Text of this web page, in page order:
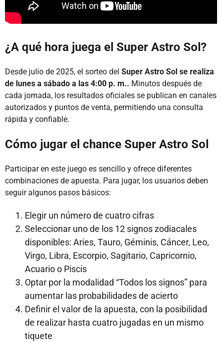
¿A qué hora juega el Super Astro Sol?
Desde julio de 2025, el sorteo del Super Astro Sol se realiza
de lunes a sábado a las 4:00 p. m.. Minutos después de
cada jornada, los resultados oficiales se publican en canales
autorizados y puntos de venta, permitiendo una consulta
rápida y confiable.
Cómo jugar el chance Super Astro Sol
Participar en este juego es sencillo y ofrece diferentes
combinaciones de apuesta. Para jugar, los usuarios deben
seguir algunos pasos básicos:
Elegir un número de cuatro cifras
Seleccionar uno de los 12 signos zodiacales
disponibles: Aries, Tauro, Géminis, Cáncer, Leo,
Virgo, Libra, Escorpio, Sagitario, Capricornio,
Acuario o Piscis
Optar por la modalidad “Todos los signos” para
aumentar las probabilidades de acierto
Definir el valor de la apuesta, con la posibilidad
de realizar hasta cuatro jugadas en un mismo
tiquete